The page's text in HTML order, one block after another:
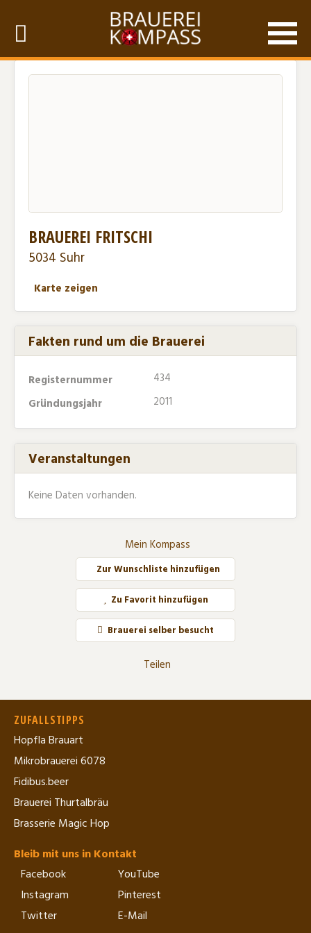
BRAUEREI FRITSCHI
5034 Suhr
Karte zeigen
Fakten rund um die Brauerei
Registernummer
434
Gründungsjahr
2011
Veranstaltungen
Keine Daten vorhanden.
Mein Kompass
Brauerei selber besucht
Zu Favorit hinzufügen
Zur Wunschliste hinzufügen
Teilen
ZUFALLSTIPPS
Hopfla Brauart
Mikrobrauerei 6078
Fidibus.beer
Brauerei Thurtalbräu
Brasserie Magic Hop
Bleib mit uns in Kontakt
Facebook
Instagram
Twitter
YouTube
Pinterest
E-Mail